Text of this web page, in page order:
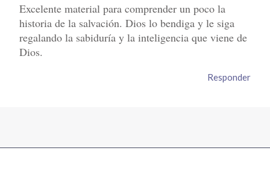
Excelente material para comprender un poco la
historia de la salvación. Dios lo bendiga y le siga
regalando la sabiduría y la inteligencia que viene de
Dios.
Responder